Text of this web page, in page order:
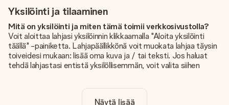
Yksilöinti ja tilaaminen
Mitä on yksilöinti ja miten tämä toimii verkkosivustolla?
Voit aloittaa lahjasi yksilöinnin klikkaamalla "Aloita yksilöinti
täällä" -painiketta. Lahjapäällikkönä voit muokata lahjaa täysin
toiveidesi mukaan: lisää oma kuva ja / tai teksti. Jos haluat
tehdä lahjastasi entistä yksilöllisemmän, voit valita siihen
Sisältyykö yksilöinti hintaan?
Näytä lisää